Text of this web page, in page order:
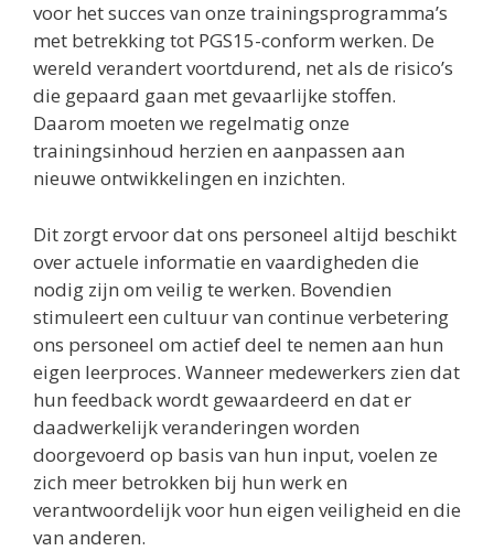
voor het succes van onze trainingsprogramma’s
met betrekking tot PGS15-conform werken. De
wereld verandert voortdurend, net als de risico’s
die gepaard gaan met gevaarlijke stoffen.
Daarom moeten we regelmatig onze
trainingsinhoud herzien en aanpassen aan
nieuwe ontwikkelingen en inzichten.
Dit zorgt ervoor dat ons personeel altijd beschikt
over actuele informatie en vaardigheden die
nodig zijn om veilig te werken. Bovendien
stimuleert een cultuur van continue verbetering
ons personeel om actief deel te nemen aan hun
eigen leerproces. Wanneer medewerkers zien dat
hun feedback wordt gewaardeerd en dat er
daadwerkelijk veranderingen worden
doorgevoerd op basis van hun input, voelen ze
zich meer betrokken bij hun werk en
verantwoordelijk voor hun eigen veiligheid en die
van anderen.